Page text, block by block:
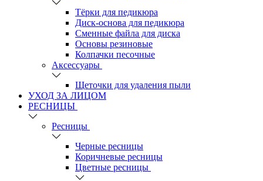
Тёрки для педикюра
Диск-основа для педикюра
Сменные файла для диска
Основы резиновые
Колпачки песочные
Аксессуары
Щеточки для удаления пыли
УХОД ЗА ЛИЦОМ
РЕСНИЦЫ
Ресницы
Черные ресницы
Коричневые ресницы
Цветные ресницы